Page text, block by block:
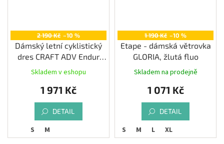
2 190 Kč –10 %
Dámský letní cyklistický
dres CRAFT ADV Endur
Graphic, bílá
Skladem v eshopu
1 971 Kč
DETAIL
S M
1 190 Kč –10 %
Etape - dámská větrovka
GLORIA, žlutá fluo
Skladem na prodejně
1 071 Kč
DETAIL
S M L XL